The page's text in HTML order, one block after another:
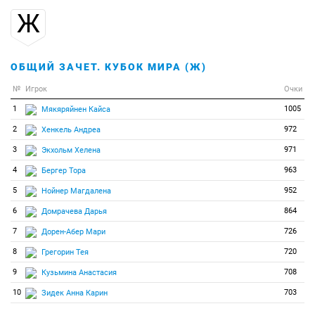
Ж
ОБЩИЙ ЗАЧЕТ. КУБОК МИРА (Ж)
№ Игрок Очки
1 Мякяряйнен Кайса 1005
2 Хенкель Андреа 972
3 Экхольм Хелена 971
4 Бергер Тора 963
5 Нойнер Магдалена 952
6 Домрачева Дарья 864
7 Дорен-Абер Мари 726
8 Грегорин Тея 720
9 Кузьмина Анастасия 708
10 Зидек Анна Карин 703